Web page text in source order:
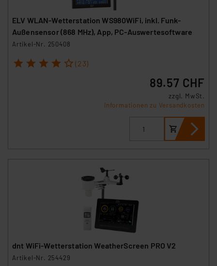
ELV WLAN-Wetterstation WS980WiFi, inkl. Funk-
Außensensor (868 MHz), App, PC-Auswertesoftware
Artikel-Nr. 250408
1 2 3 4 5 (23)
89.57 CHF
zzgl. MwSt.
Informationen zu Versandkosten
dnt WiFi-Wetterstation WeatherScreen PRO V2
Artikel-Nr. 254429